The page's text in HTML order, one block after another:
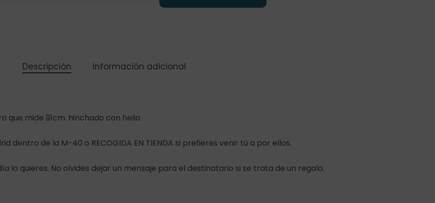
Descripción Información adicional
mide 91cm. hinchado con helio.
dentro de la M-40 o RECOGIDA EN TIENDA si prefieres venir tú a por ellos.
lo quieres. No olvides dejar un mensaje para el destinatario si se trata de un regalo.